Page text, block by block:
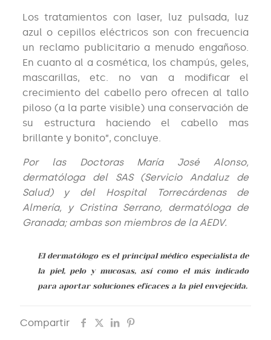
Los tratamientos con laser, luz pulsada, luz
azul o cepillos eléctricos son con frecuencia
un reclamo publicitario a menudo engañoso.
En cuanto al a cosmética, los champús, geles,
mascarillas, etc. no van a modificar el
crecimiento del cabello pero ofrecen al tallo
piloso (a la parte visible) una conservación de
su estructura haciendo el cabello mas
brillante y bonito”, concluye.
Por las Doctoras María José Alonso,
dermatóloga del SAS (Servicio Andaluz de
Salud) y del Hospital Torrecárdenas de
Almería, y Cristina Serrano, dermatóloga de
Granada; ambas son miembros de la AEDV.
El dermatólogo es el principal médico especialista de
la piel, pelo y mucosas, así como el más indicado
para aportar soluciones eficaces a la piel envejecida.
Compartir